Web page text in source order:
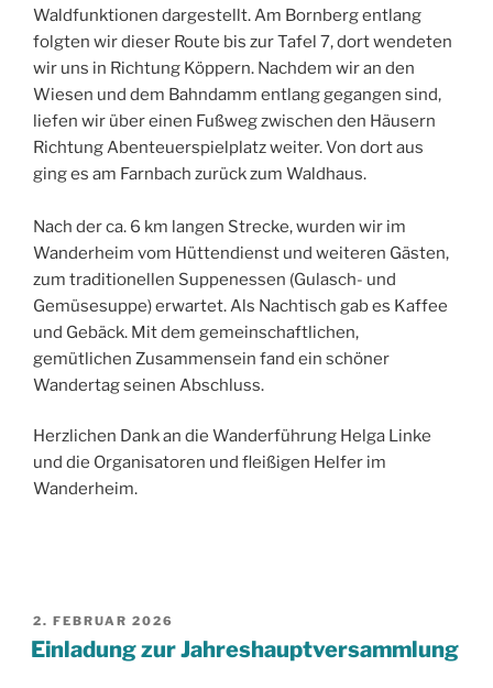
Waldfunktionen dargestellt. Am Bornberg entlang
folgten wir dieser Route bis zur Tafel 7, dort wendeten
wir uns in Richtung Köppern. Nachdem wir an den
Wiesen und dem Bahndamm entlang gegangen sind,
liefen wir über einen Fußweg zwischen den Häusern
Richtung Abenteuerspielplatz weiter. Von dort aus
ging es am Farnbach zurück zum Waldhaus.
Nach der ca. 6 km langen Strecke, wurden wir im
Wanderheim vom Hüttendienst und weiteren Gästen,
zum traditionellen Suppenessen (Gulasch- und
Gemüsesuppe) erwartet. Als Nachtisch gab es Kaffee
und Gebäck. Mit dem gemeinschaftlichen,
gemütlichen Zusammensein fand ein schöner
Wandertag seinen Abschluss.
Herzlichen Dank an die Wanderführung Helga Linke
und die Organisatoren und fleißigen Helfer im
Wanderheim.
VERÖFFENTLICHT
AM
2. FEBRUAR 2026
Einladung zur Jahreshauptversammlung